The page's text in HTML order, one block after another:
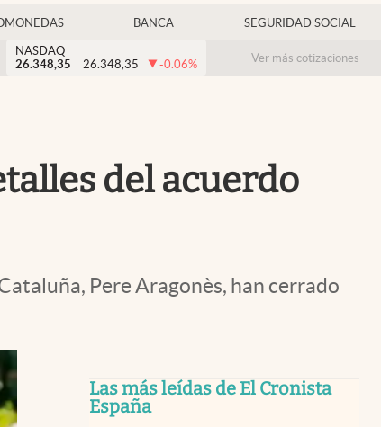
USA
Colombia
BANCA SEGURIDAD SOCIAL
NASDAQ
26.348,35
26.348,35 -0.06% Ver más cotizaciones
del acuerdo
Pere Aragonès, han cerrado
Las más leídas de El Cronista
España